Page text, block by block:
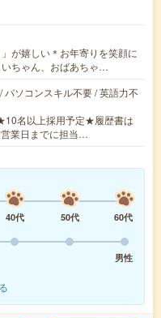
が嬉しい＊お年寄りを笑顔に
ちゃん、おばあちゃ…
ソコンスキル不要 / 英語力不
名以上採用予定★履歴書は
業日までに担当…
40代 50代
60代
男性